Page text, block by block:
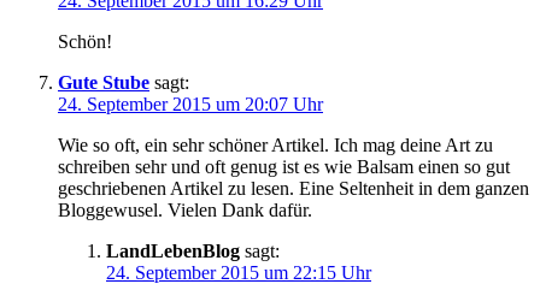
Schön!
Gute Stube sagt:
24. September 2015 um 20:07 Uhr
Wie so oft, ein sehr schöner Artikel. Ich mag deine Art zu
schreiben sehr und oft genug ist es wie Balsam einen so gut
geschriebenen Artikel zu lesen. Eine Seltenheit in dem ganzen
Bloggewusel. Vielen Dank dafür.
LandLebenBlog sagt:
24. September 2015 um 22:15 Uhr